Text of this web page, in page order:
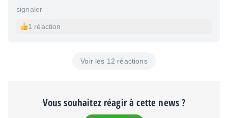
signaler
1 réaction
Voir les 12 réactions
Vous souhaitez réagir à cette news ?